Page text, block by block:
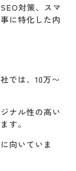
対策、スマ
に特化した内
では、10万〜
ナル性の高い
す。
向いていま